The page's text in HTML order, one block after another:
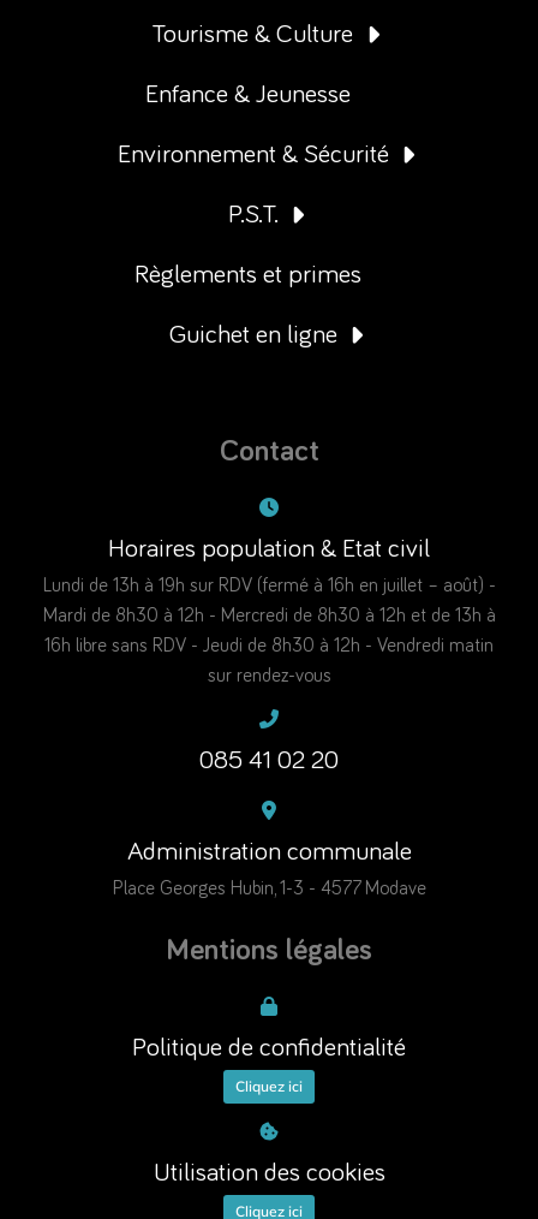
Tourisme & Culture
Enfance & Jeunesse
Environnement & Sécurité
P.S.T.
Règlements et primes
Guichet en ligne
Contact
Horaires population & Etat civil
Lundi de 13h à 19h sur RDV (fermé à 16h en juillet – août) -
Mardi de 8h30 à 12h - Mercredi de 8h30 à 12h et de 13h à
16h libre sans RDV - Jeudi de 8h30 à 12h - Vendredi matin
sur rendez-vous
085 41 02 20
Administration communale
Place Georges Hubin, 1-3 - 4577 Modave
Mentions légales
Politique de confidentialité
Cliquez ici
Utilisation des cookies
Cliquez ici